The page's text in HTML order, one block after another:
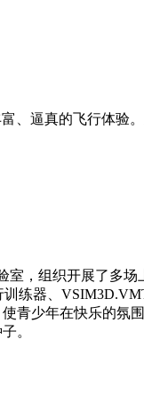
、逼真的飞行体验
，组织开展了多
练器、
青少年在快乐的氛
。